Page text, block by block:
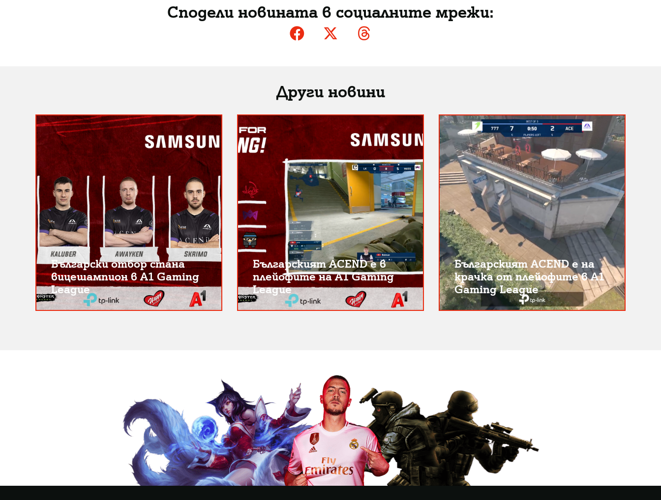
Сподели новината в социалните мрежи:
Други новини
Български отбор стана
вицешампион в A1 Gaming
League
Българският ACEND е в
плейофите на A1 Gaming
League
Българският ACEND е на
крачка от плейофите в A1
Gaming League